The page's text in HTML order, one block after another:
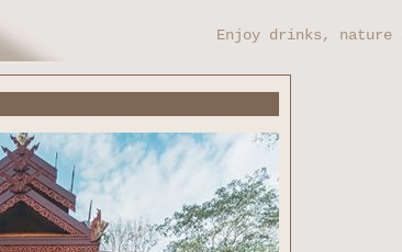
Enjoy drinks,